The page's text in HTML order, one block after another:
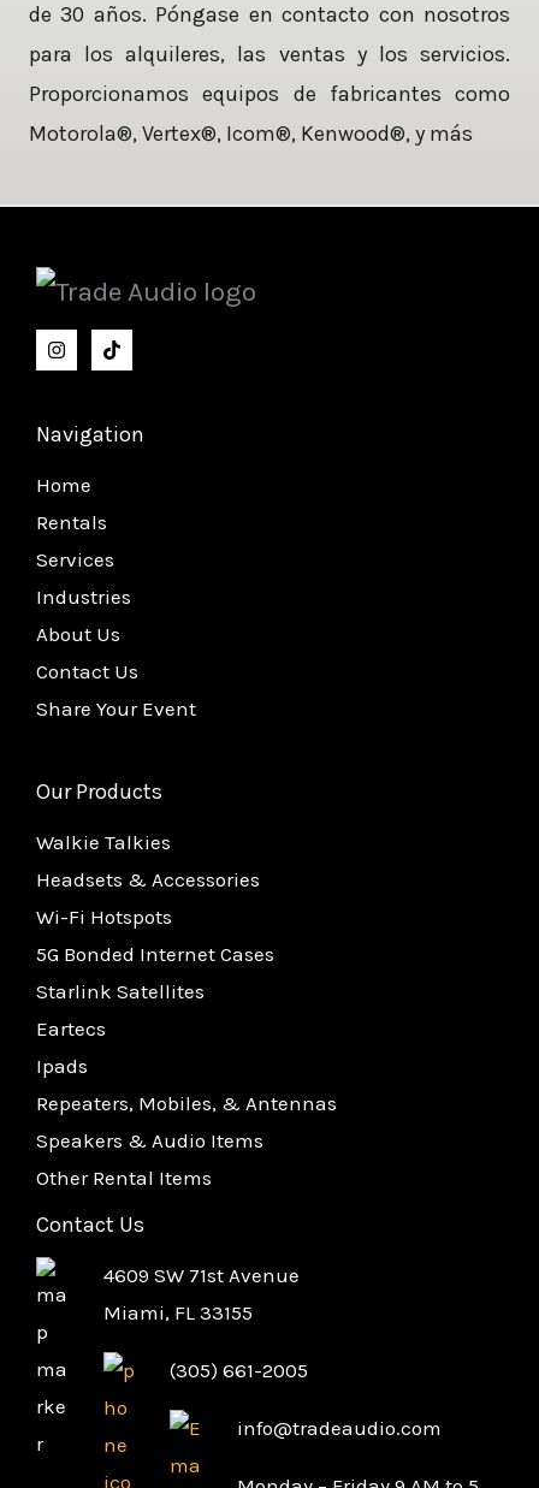
de 30 años. Póngase en contacto con nosotros
para los alquileres, las ventas y los servicios.
Proporcionamos equipos de fabricantes como
Motorola®, Vertex®, Icom®, Kenwood®, y más
Navigation
Home
Rentals
Services
Industries
About Us
Contact Us
Share Your Event
Our Products
Walkie Talkies
Headsets & Accessories
Wi-Fi Hotspots
5G Bonded Internet Cases
Starlink Satellites
Eartecs
Ipads
Repeaters, Mobiles, & Antennas
Speakers & Audio Items
Other Rental Items
Contact Us
4609 SW 71st Avenue
Miami, FL 33155
(305) 661-2005
info@tradeaudio.com